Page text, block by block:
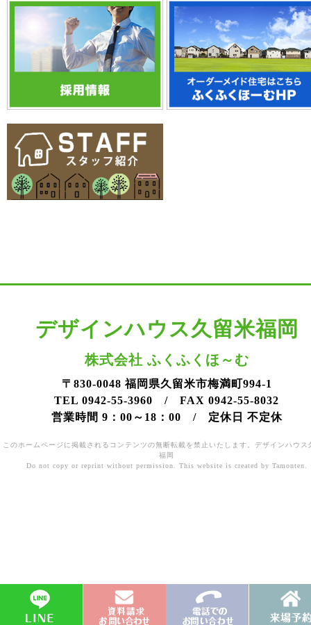
デザインハウス久留米福岡
株式会社 ふくふくほ～む
〒830-0048 福岡県久留米市梅満町994-1
TEL 0942-55-3960 / FAX 0942-55-8032
営業時間 9：00～18：00 / 定休日 不定休
このホームページに掲載されるコンテンツの無断転載を禁止いたします。デザインハウス
福岡
Do not copy or reprint without permission. This website is created by Tamonten.